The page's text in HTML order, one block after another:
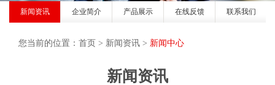
新闻资讯 企业简介 产品展示 在线反馈 联系我们
您当前的位置： 首页 > 新闻资讯 > 新闻中心
新闻资讯